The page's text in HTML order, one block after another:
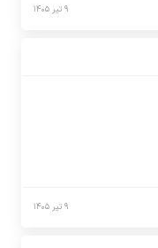
۹ تیر ۱۴۰۵
۹ تیر ۱۴۰۵